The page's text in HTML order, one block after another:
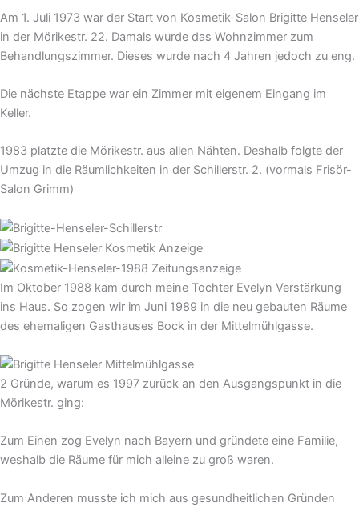
Am 1. Juli 1973 war der Start von Kosmetik-Salon Brigitte Henseler
in der Mörikestr. 22. Damals wurde das Wohnzimmer zum
Behandlungszimmer. Dieses wurde nach 4 Jahren jedoch zu eng.
Die nächste Etappe war ein Zimmer mit eigenem Eingang im
Keller.
1983 platzte die Mörikestr. aus allen Nähten. Deshalb folgte der
Umzug in die Räumlichkeiten in der Schillerstr. 2. (vormals Frisör-
Salon Grimm)
Im Oktober 1988 kam durch meine Tochter Evelyn Verstärkung
ins Haus. So zogen wir im Juni 1989 in die neu gebauten Räume
des ehemaligen Gasthauses Bock in der Mittelmühlgasse.
2 Gründe, warum es 1997 zurück an den Ausgangspunkt in die
Mörikestr. ging:
Zum Einen zog Evelyn nach Bayern und gründete eine Familie,
weshalb die Räume für mich alleine zu groß waren.
Zum Anderen musste ich mich aus gesundheitlichen Gründen